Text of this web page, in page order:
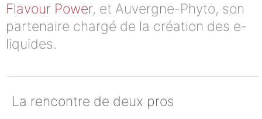
Flavour Power, et Auvergne-Phyto, son
partenaire chargé de la création des e-
liquides.
La rencontre de deux pros